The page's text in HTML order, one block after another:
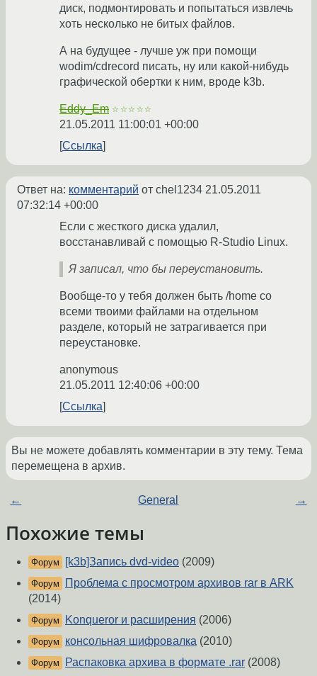
диск, подмонтировать и попытаться извлечь
хоть несколько не битых файлов.
А на будущее - лучше уж при помощи
wodim/cdrecord писать, ну или какой-нибудь
графической обертки к ним, вроде k3b.
Eddy_Em ☆☆☆☆☆
21.05.2011 11:00:01 +00:00
Ссылка
Ответ на: комментарий от chel1234 21.05.2011
07:32:14 +00:00
Если с жесткого диска удалил,
восстанавливай с помощью R-Studio Linux.
Я записал, что бы переустановить.
Вообще-то у тебя должен быть /home со
всеми твоими файлами на отдельном
разделе, который не затрагивается при
переустановке.
anonymous
21.05.2011 12:40:06 +00:00
Ссылка
Вы не можете добавлять комментарии в эту тему. Тема
перемещена в архив.
← General →
Похожие темы
Форум [k3b]Запись dvd-video (2009)
Форум
Проблема с просмотром архивов rar в ARK
(2014)
Форум Konqueror и расширения (2006)
Форум консольная шифровалка (2010)
Форум Распаковка архива в формате .rar (2008)